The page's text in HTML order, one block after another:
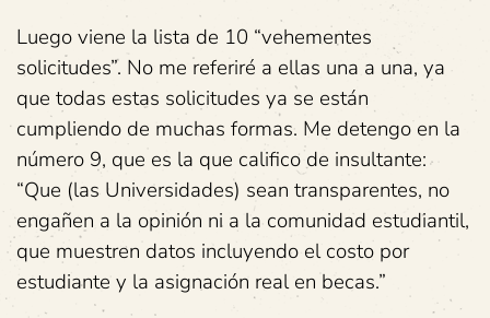
Luego viene la lista de 10 “vehementes
solicitudes”. No me referiré a ellas una a una, ya
que todas estas solicitudes ya se están
cumpliendo de muchas formas. Me detengo en la
número 9, que es la que califico de insultante:
“Que (las Universidades) sean transparentes, no
engañen a la opinión ni a la comunidad estudiantil,
que muestren datos incluyendo el costo por
estudiante y la asignación real en becas.”